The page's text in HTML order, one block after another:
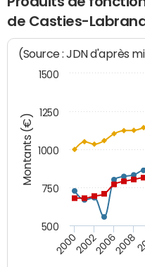
de Casties-
Montants (€)
(Source : JDN d'après
2000200220062008
500
750
1000
1250
1500